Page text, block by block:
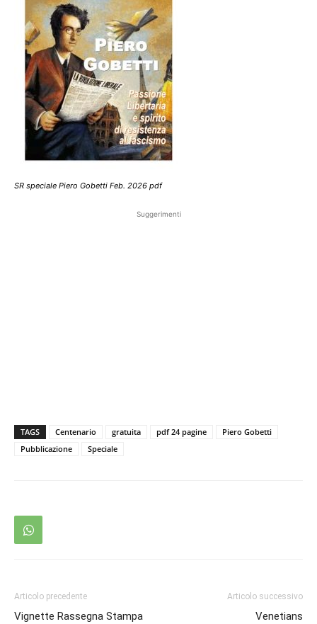
SR speciale Piero Gobetti Feb. 2026 pdf
Suggerimenti
TAGS Centenario gratuita pdf 24 pagine
Piero Gobetti
Pubblicazione
Speciale
Articolo precedente
Vignette Rassegna Stampa
Articolo successivo
Venetians